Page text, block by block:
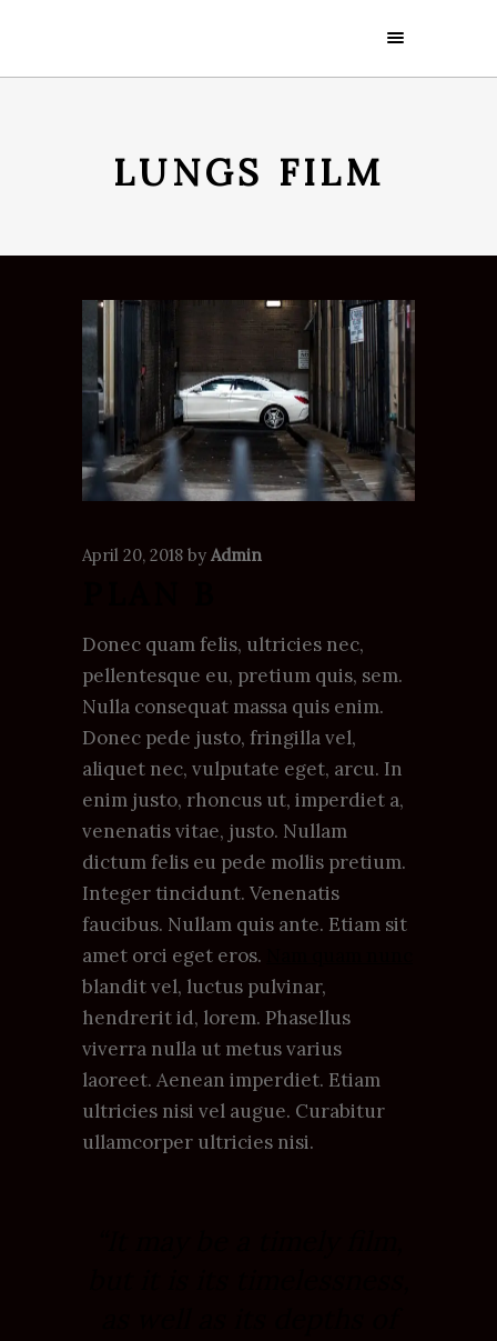
LUNGS FILM
April 20, 2018 by Admin
Donec quam felis, ultricies nec,
pellentesque eu, pretium quis, sem.
Nulla consequat massa quis enim.
Donec pede justo, fringilla vel,
aliquet nec, vulputate eget, arcu. In
enim justo, rhoncus ut, imperdiet a,
venenatis vitae, justo. Nullam
dictum felis eu pede mollis pretium.
Integer tincidunt. Venenatis
faucibus. Nullam quis ante. Etiam sit
amet orci eget eros.
blandit vel, luctus pulvinar,
hendrerit id, lorem. Phasellus
viverra nulla ut metus varius
laoreet. Aenean imperdiet. Etiam
ultricies nisi vel augue. Curabitur
ullamcorper ultricies nisi.